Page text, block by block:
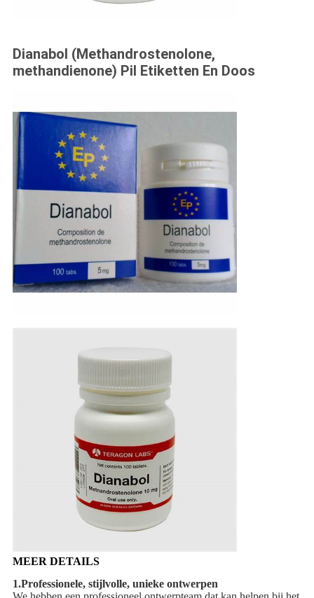
Dianabol (Methandrostenolone,
methandienone) Pil Etiketten En Doos
MEER DETAILS
1.Professionele, stijlvolle, unieke ontwerpen